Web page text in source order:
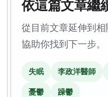
依這篇文章繼
從目前文章延伸到相
協助你找到下一步。
失眠 李政洋醫師
憂鬱 躁鬱